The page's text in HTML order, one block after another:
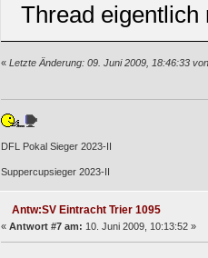
Thread
« Letzte Änderung: 09. Juni 2009, 18:46:33
DFL Pokal Sieger 2023-II
Suppercupsieger 2023-II
Antw:SV Eintracht Trier 1095
« Antwort #7 am: 10. Juni 2009, 10:13:52 »